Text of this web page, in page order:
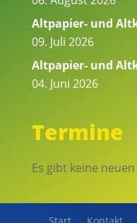
Altpapier- und
09. Juli 2026
Altpapier- und
04. Juni 2026
Termine
Es gibt keine
Start Kontakt